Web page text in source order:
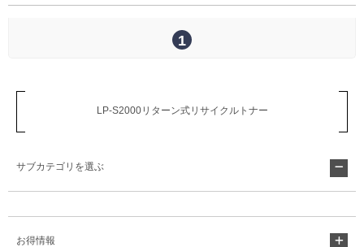
デジタルカタログ
Myページ 見積書 お気に入り
1
LP-S2000リターン式リサイクルトナー
サブカテゴリを選ぶ
お得情報